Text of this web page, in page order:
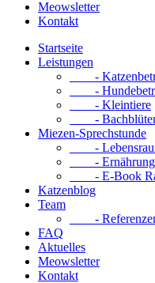
Meowsletter
Kontakt
Startseite
Leistungen
-
-
- Kleintiere
-
Miezen-Sprechstunde
-
-
- E-Book
Katzenblog
Team
-
FAQ
Aktuelles
Meowsletter
Kontakt